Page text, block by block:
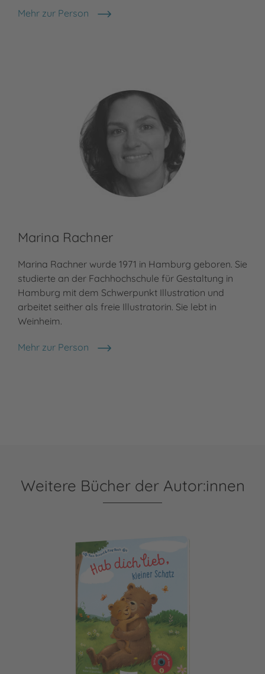
Mehr zur Person
Anja Kiel
Marina Rachner
Marina Rachner wurde 1971 in Hamburg geboren. Sie
studierte an der Fachhochschule für Gestaltung in
Hamburg mit dem Schwerpunkt Illustration und
arbeitet seither als freie Illustratorin. Sie lebt in
Weinheim.
Mehr zur Person
Marina Rachner
Weitere Bücher der Autor:innen